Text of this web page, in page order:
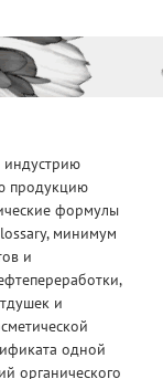
индустрию
продукцию
формулы
минимум
и
и
одной
органического